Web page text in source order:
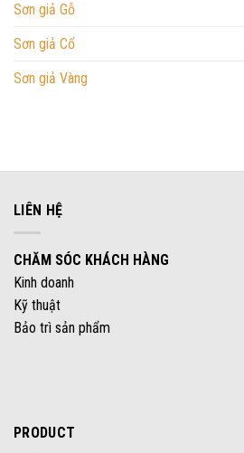
Sơn giả Gỗ
Sơn giả Cổ
Sơn giả Vàng
LIÊN HỆ
CHĂM SÓC KHÁCH HÀNG
Kinh doanh
Kỹ thuật
Bảo trì sản phẩm
PRODUCT